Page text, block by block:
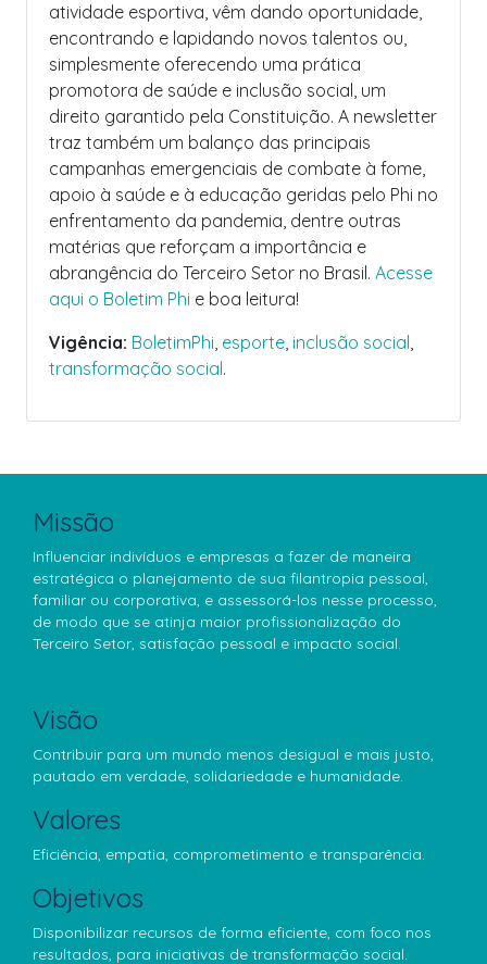
atividade esportiva, vêm dando oportunidade,
encontrando e lapidando novos talentos ou,
simplesmente oferecendo uma prática
promotora de saúde e inclusão social, um
direito garantido pela Constituição. A newsletter
traz também um balanço das principais
campanhas emergenciais de combate à fome,
apoio à saúde e à educação geridas pelo Phi no
enfrentamento da pandemia, dentre outras
matérias que reforçam a importância e
abrangência do Terceiro Setor no Brasil. Acesse
aqui o Boletim Phi e boa leitura!
Vigência: BoletimPhi, esporte, inclusão social,
transformação social.
Missão
Influenciar indivíduos e empresas a fazer de maneira
estratégica o planejamento de sua filantropia pessoal,
familiar ou corporativa, e assessorá-los nesse processo,
de modo que se atinja maior profissionalização do
Terceiro Setor, satisfação pessoal e impacto social.
Visão
Contribuir para um mundo menos desigual e mais justo,
pautado em verdade, solidariedade e humanidade.
Valores
Eficiência, empatia, comprometimento e transparência.
Objetivos
Disponibilizar recursos de forma eficiente, com foco nos
resultados, para iniciativas de transformação social.